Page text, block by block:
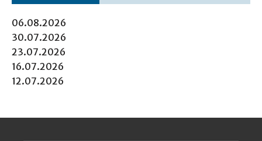
06.08.2026
30.07.2026
23.07.2026
16.07.2026
12.07.2026